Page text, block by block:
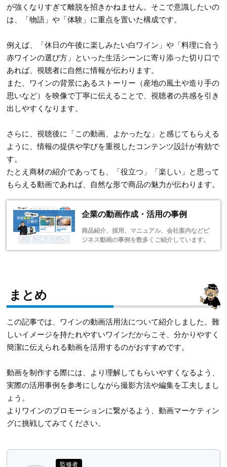
が強くなりすぎて離脱を招きかねません。そこで意識したいの
は、「物語」や「体験」に重点を置いた構成です。
例えば、「休日の午後に楽しみたい白ワイン」や「料理に合う
赤ワインの選び方」といった生活シーンに寄り添った切り口で
あれば、視聴者に自然に情報が伝わります。
また、ワインの背景にあるストーリー（産地の風土や造り手の
思いなど）を映像で丁寧に伝えることで、視聴者の共感を引き
出しやすくなります。
さらに、視聴後に「この動画、よかったな」と感じてもらえる
ように、情報の提供や学びを重視したコンテンツ設計が有効で
す。
たとえ商材の紹介であっても、「役立つ」「楽しい」と思って
もらえる動画であれば、自然な形で商品の魅力が伝わります。
企業の動画作成・活用の事例
商品紹介、採用、マニュアル、会社案内などビ
ジネス動画の事例を数多くご紹介しています。
まとめ
この記事では、ワインの動画活用法について紹介しました。難
しいイメージを持たれやすいワインだからこそ、分かりやすく
簡潔に伝えられる動画を活用するのがおすすめです。
動画を制作する際には、より理解してもらいやすくなるよう、
実際の活用事例を参考にしながら撮影方法や編集を工夫しまし
ょう。
よりワインのプロモーションに繋がるよう、動画マーケティン
グに挑戦してみてください。
監修者